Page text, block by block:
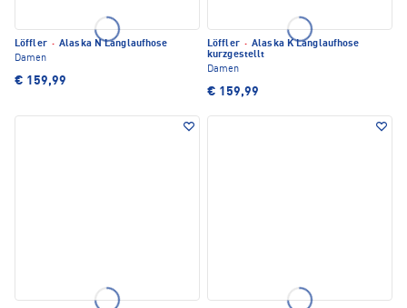
Löffler · Alaska N Langlaufhose
Damen
€ 159,99
Löffler · Alaska K Langlaufhose
kurzgestellt
Damen
€ 159,99